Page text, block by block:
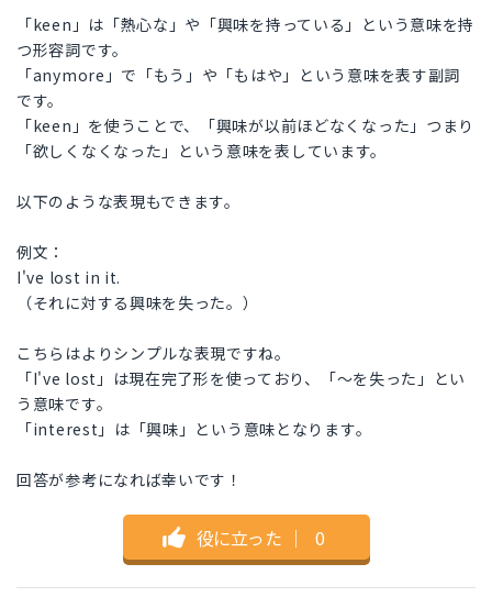
「keen」は「熱心な」や「興味を持っている」という意味を持
つ形容詞です。
「anymore」で「もう」や「もはや」という意味を表す副詞
です。
「keen」を使うことで、「興味が以前ほどなくなった」つまり
「欲しくなくなった」という意味を表しています。
以下のような表現もできます。
例文：
I've lost in it.
（それに対する興味を失った。）
こちらはよりシンプルな表現ですね。
「I've lost」は現在完了形を使っており、「～を失った」とい
う意味です。
「interest」は「興味」という意味となります。
回答が参考になれば幸いです！
役に立った ｜ 0